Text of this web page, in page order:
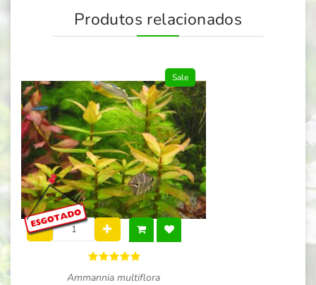
Produtos relacionados
Sale
Ammannia multiflora